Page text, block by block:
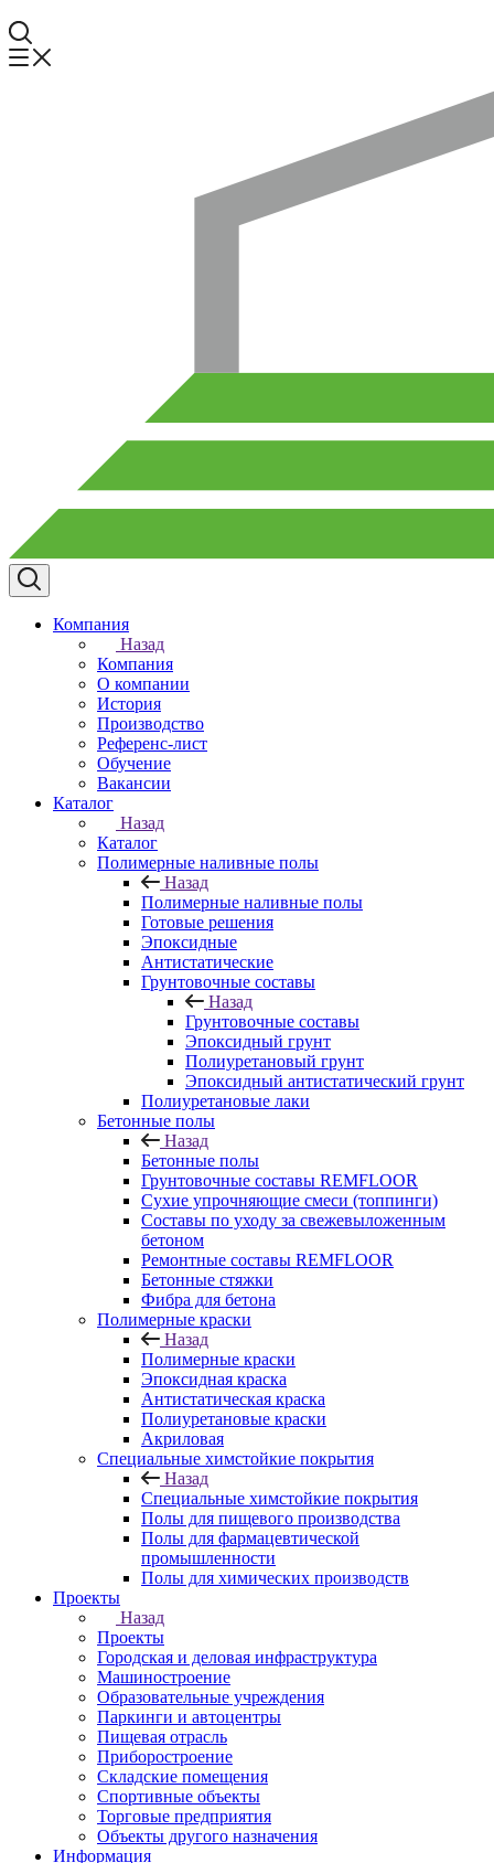
Компания
Назад
Компания
О компании
История
Производство
Референс-лист
Обучение
Вакансии
Каталог
Назад
Каталог
Полимерные наливные полы
Назад
Полимерные наливные полы
Готовые решения
Эпоксидные
Антистатические
Грунтовочные составы
Назад
Грунтовочные составы
Эпоксидный грунт
Полиуретановый грунт
Эпоксидный антистатический грунт
Полиуретановые лаки
Бетонные полы
Назад
Бетонные полы
Грунтовочные составы REMFLOOR
Сухие упрочняющие смеси (топпинги)
Составы по уходу за свежевыложенным
бетоном
Ремонтные составы REMFLOOR
Бетонные стяжки
Фибра для бетона
Полимерные краски
Назад
Полимерные краски
Эпоксидная краска
Антистатическая краска
Полиуретановые краски
Акриловая
Специальные химстойкие покрытия
Назад
Специальные химстойкие покрытия
Полы для пищевого производства
Полы для фармацевтической
промышленности
Полы для химических производств
Проекты
Назад
Проекты
Городская и деловая инфраструктура
Машиностроение
Образовательные учреждения
Паркинги и автоцентры
Пищевая отрасль
Приборостроение
Складские помещения
Спортивные объекты
Торговые предприятия
Объекты другого назначения
Информация